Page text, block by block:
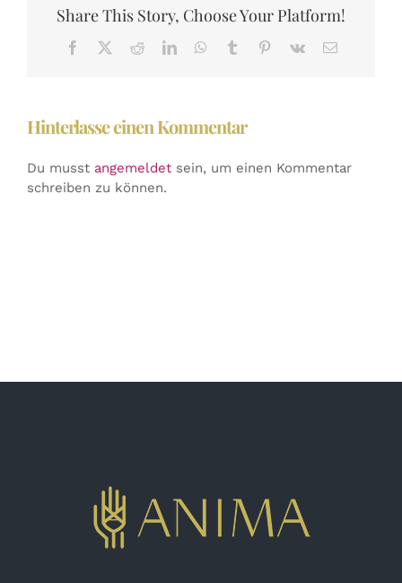
Share This Story, Choose Your Platform!
Facebook RedditLinkedInWhatsApp
Tumblr Pinterest
Vk
E-
Hinterlasse einen Kommentar
Du musst angemeldet sein, um einen Kommentar
schreiben zu können.